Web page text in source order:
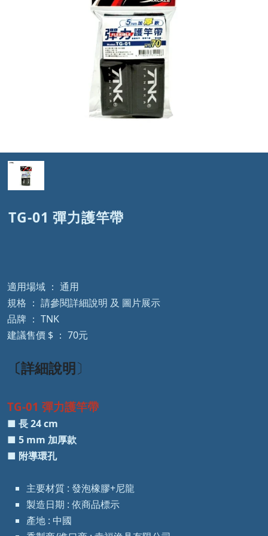
TG-01 彈力護竿帶
適用場域 ： 通用
規格 ： 請參閱詳細說明 及 圖片展示
品牌 ： TNK
建議售價 $ ： 70元
〔詳細說明〕
TG-01 彈力護竿帶
■ 長 24 cm
■ 5 mm 加厚款
■ 附導環孔
主要材質 : 發泡橡膠+尼龍
製造日期 : 依商品標示
產地 : 中國